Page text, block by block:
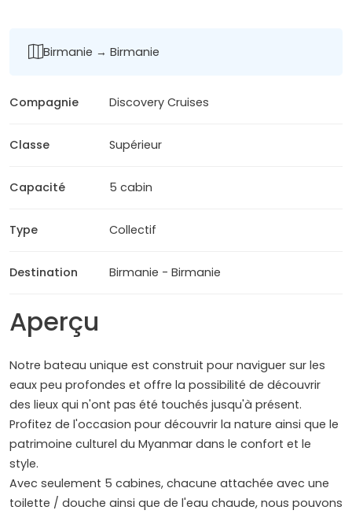
Birmanie → Birmanie
Compagnie Discovery Cruises
Classe Supérieur
Capacité 5 cabin
Type Collectif
Destination Birmanie - Birmanie
Aperçu
Notre bateau unique est construit pour naviguer sur les
eaux peu profondes et offre la possibilité de découvrir
des lieux qui n'ont pas été touchés jusqu'à présent.
Profitez de l'occasion pour découvrir la nature ainsi que le
patrimoine culturel du Myanmar dans le confort et le
style.
Avec seulement 5 cabines, chacune attachée avec une
toilette / douche ainsi que de l'eau chaude, nous pouvons